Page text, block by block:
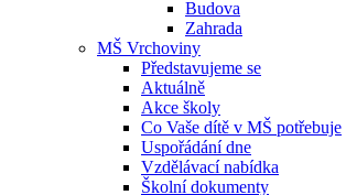
Budova
Zahrada
MŠ Vrchoviny
Představujeme se
Aktuálně
Akce školy
Co Vaše dítě v MŠ potřebuje
Uspořádání dne
Vzdělávací nabídka
Školní dokumenty